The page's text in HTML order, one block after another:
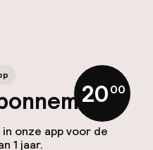
onze app voor de
1 jaar.
20,00